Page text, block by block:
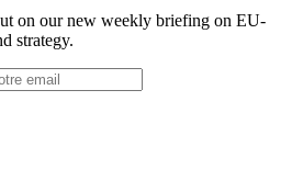
on our new weekly briefing on EU-
strategy.